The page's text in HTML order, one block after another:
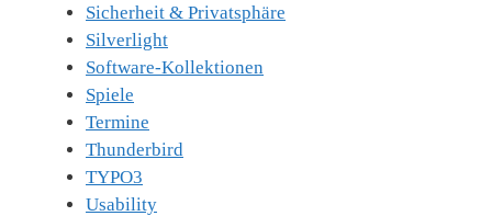
Sicherheit & Privatsphäre
Silverlight
Software-Kollektionen
Spiele
Termine
Thunderbird
TYPO3
Usability